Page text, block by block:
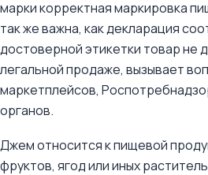
марки корректная маркировка
так же важна, как декларация
достоверной этикетки товар не
легальной продаже, вызывает
маркетплейсов,
органов.
Джем относится к пищевой
фруктов, ягод или иных